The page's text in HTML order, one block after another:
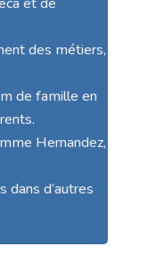
des métiers,
de famille en
Hernandez,
dans d’autres